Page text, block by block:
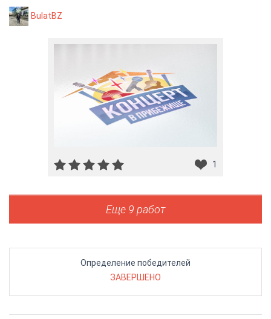
BulatBZ
1
Еще 9 работ
Определение победителей
ЗАВЕРШЕНО